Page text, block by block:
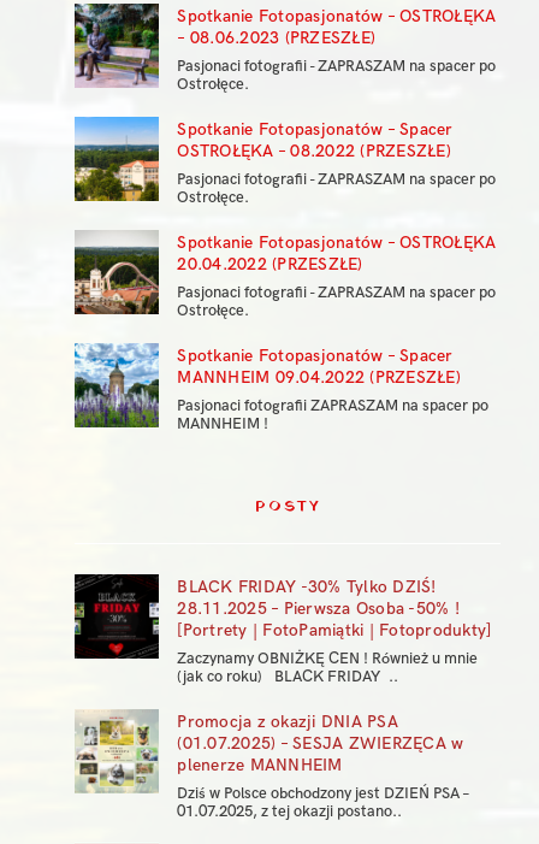
Spotkanie Fotopasjonatów – OSTROŁĘKA
– 08.06.2023 (PRZESZŁE)
Pasjonaci fotografii - ZAPRASZAM na spacer po
Ostrołęce.
Spotkanie Fotopasjonatów – Spacer
OSTROŁĘKA – 08.2022 (PRZESZŁE)
Pasjonaci fotografii - ZAPRASZAM na spacer po
Ostrołęce.
Spotkanie Fotopasjonatów – OSTROŁĘKA
20.04.2022 (PRZESZŁE)
Pasjonaci fotografii - ZAPRASZAM na spacer po
Ostrołęce.
Spotkanie Fotopasjonatów – Spacer
MANNHEIM 09.04.2022 (PRZESZŁE)
Pasjonaci fotografii ZAPRASZAM na spacer po
MANNHEIM !
POSTY
BLACK FRIDAY -30% Tylko DZIŚ!
28.11.2025 – Pierwsza Osoba -50% !
[Portrety | FotoPamiątki | Fotoprodukty]
Zaczynamy OBNIŻKĘ CEN ! Również u mnie
(jak co roku) BLACK FRIDAY ..
Promocja z okazji DNIA PSA
(01.07.2025) – SESJA ZWIERZĘCA w
plenerze MANNHEIM
Dziś w Polsce obchodzony jest DZIEŃ PSA –
01.07.2025, z tej okazji postano..